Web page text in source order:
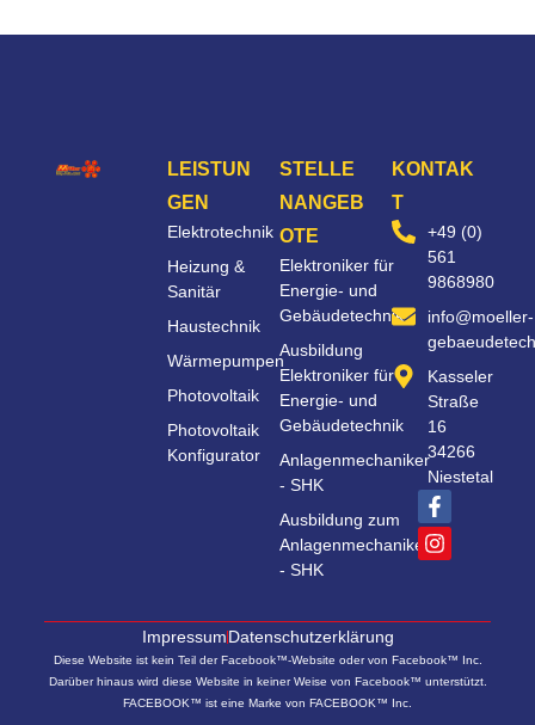
LEISTUN
GEN
Elektrotechnik
Heizung &
Sanitär
Haustechnik
Wärmepumpen
Photovoltaik
Photovoltaik
Konfigurator
STELLE
NANGEB
OTE
Elektroniker für
Energie- und
Gebäudetechnik
Ausbildung
Elektroniker für
Energie- und
Gebäudetechnik
Anlagenmechaniker
- SHK
Ausbildung zum
Anlagenmechaniker
- SHK
KONTAK
T
+49 (0)
561
9868980
info@moeller-
Kasseler
Straße
16
34266
Niestetal
ImpressumDatenschutzerklärung
Diese Website ist kein Teil der Facebook™-Website oder von Facebook™ Inc.
Darüber hinaus wird diese Website in keiner Weise von Facebook™ unterstützt.
FACEBOOK™ ist eine Marke von FACEBOOK™ Inc.